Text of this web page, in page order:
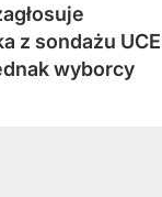
z sondażu UCE
wyborcy